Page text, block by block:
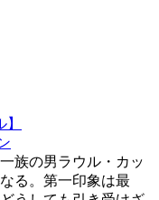
族の男ラウル・カッ
る。第一印象は最